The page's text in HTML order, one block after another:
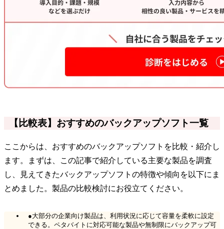
【比較表】おすすめのバックアップソフト一覧
ここからは、おすすめのバックアップソフトを比較・紹介し
ます。まずは、この記事で紹介している主要な製品を調査
し、見えてきたバックアップソフトの特徴や傾向を以下にま
とめました。製品の比較検討にお役立てください。
●大部分の企業向け製品は、利用状況に応じて容量を柔軟に設定
できる。ペタバイトに対応可能な製品や無制限にバックアップ可